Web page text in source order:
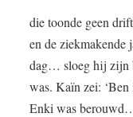
die toonde geen
en de ziekmakende
dag… sloeg hij zijn
was. Kaïn zei:
Enki was